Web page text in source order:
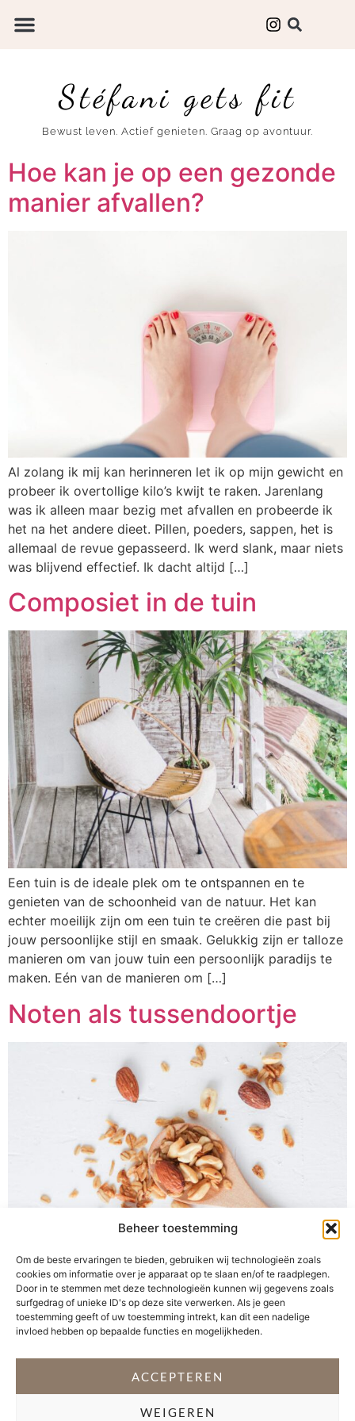
Beheer toestemming
Om de beste ervaringen te bieden, gebruiken wij technologieën zoals
cookies om informatie over je apparaat op te slaan en/of te raadplegen.
Door in te stemmen met deze technologieën kunnen wij gegevens zoals
surfgedrag of unieke ID's op deze site verwerken. Als je geen
toestemming geeft of uw toestemming intrekt, kan dit een nadelige
invloed hebben op bepaalde functies en mogelijkheden.
ACCEPTEREN
WEIGEREN
Stéfani gets fit
Bewust leven. Actief genieten. Graag op avontuur.
Hoe kan je op een gezonde
manier afvallen?
Al zolang ik mij kan herinneren let ik op mijn gewicht en
probeer ik overtollige kilo’s kwijt te raken. Jarenlang
was ik alleen maar bezig met afvallen en probeerde ik
het na het andere dieet. Pillen, poeders, sappen, het is
allemaal de revue gepasseerd. Ik werd slank, maar niets
was blijvend effectief. Ik dacht altijd […]
Composiet in de tuin
Een tuin is de ideale plek om te ontspannen en te
genieten van de schoonheid van de natuur. Het kan
echter moeilijk zijn om een tuin te creëren die past bij
jouw persoonlijke stijl en smaak. Gelukkig zijn er talloze
manieren om van jouw tuin een persoonlijk paradijs te
maken. Eén van de manieren om […]
Noten als tussendoortje
Wanneer heb jij voor het laatst een handje ongezouten
noten gegeten? Volgens de Schijf van Vijf van het
Voedingscentrum zijn ongezouten noten een gezond
tussendoortje. Niet voor niets natuurlijk. De
Gezondheidsraad is er namelijk van overtuigd, dat het
eten van een klein handje noten per dag het risico op
hart- en vaatziekten verlaagt. De keuze […]